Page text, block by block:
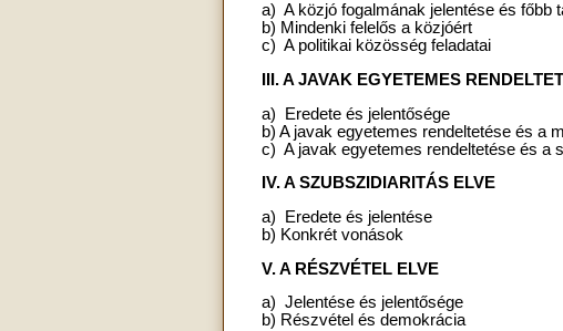
a) A közjó fogalmának jelentése és főbb
b) Mindenki felelős a közjóért
c) A politikai közösség feladatai
III. A JAVAK EGYETEMES
a) Eredete és jelentősége
b) A javak egyetemes rendeltetése és a
c) A javak egyetemes rendeltetése és a
IV. A SZUBSZIDIARITÁS ELVE
a) Eredete és jelentése
b) Konkrét vonások
V. A RÉSZVÉTEL ELVE
a) Jelentése és jelentősége
b) Részvétel és demokrácia